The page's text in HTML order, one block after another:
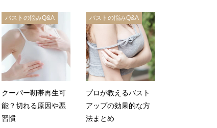
バストの悩みQ&A
クーパー靭帯再生可
能？切れる原因や悪
習慣
バストの悩みQ&A
プロが教えるバスト
アップの効果的な方
法まとめ